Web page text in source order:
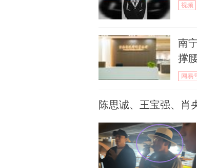
视频
南
撑
网易
陈思诚、王宝强、肖